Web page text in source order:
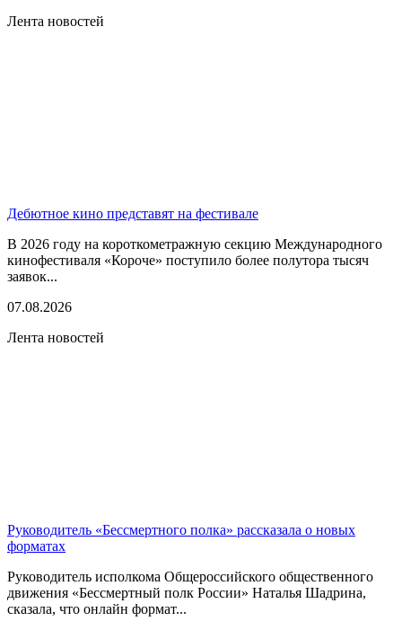
Лента новостей
Дебютное кино представят на фестивале
В 2026 году на короткометражную секцию Международного
кинофестиваля «Короче» поступило более полутора тысяч
заявок...
07.08.2026
Лента новостей
Руководитель «Бессмертного полка» рассказала о новых
форматах
Руководитель исполкома Общероссийского общественного
движения «Бессмертный полк России» Наталья Шадрина,
сказала, что онлайн формат...